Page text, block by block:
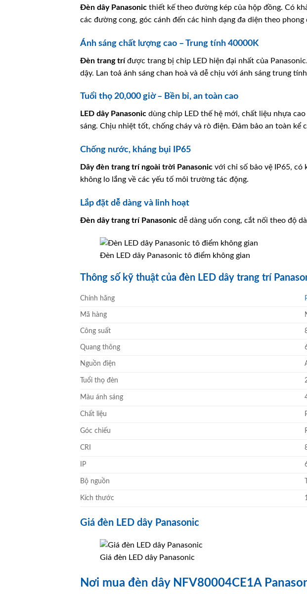
Đèn dây Panasonic thiết kế theo đường kép của hộp đồng. Có
các đường cong, góc cánh đến các hình dạng đa diện theo phong
Ánh sáng chất lượng cao – Trung tính 40000K
Đèn trang tríđược trang bị chip LED hiện đại nhất của
dậy. Lan toả ánh sáng chan hoà và dễ chịu với ánh sáng trung
Tuổi thọ 20,000 giờ – Bền bỉ, an toàn cao
LED dây Panasonic dùng chip LED thế hệ mới, chất liệu nhựa
sáng. Chịu nhiệt tốt, chống cháy và rò điện. Đảm bảo an toàn kể
Chống nước, kháng bụi IP65
Dây đèn trang trí ngoài trời Panasonic với chỉ số bảo vệ IP65, có
không lo lắng về các yếu tố môi trường tác động.
Lắp đặt dễ dàng và linh hoạt
Đèn dây trang trí Panasonic dễ dàng uốn cong, cắt nối theo độ
Đèn LED dây Panasonic tô điểm không gian
Thông số kỹ thuật của đèn LED dây trang trí
Chính hãng
Mã hàng
Công suất
Quang thông
Nguồn điện
Tuổi thọ đèn
Màu ánh sáng
Chất liệu
Góc chiếu
CRI
IP
Bộ nguồn
Kích thước
Giá đèn LED dây Panasonic
Giá đèn LED dây Panasonic
Nơi mua đèn dây NFV80004CE1A